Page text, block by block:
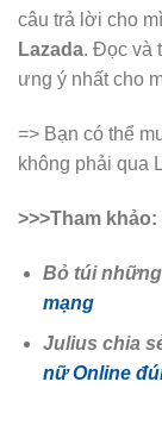
câu trả lời cho
Lazada. Đọc và
ưng ý nhất cho
=> Bạn có thể
không phải qua
>>>Tham khảo:
Bỏ túi
mạng
Julius chia
nữ Online